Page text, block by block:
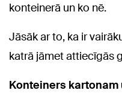
konteinerā un ko nē.
Jāsāk ar to, ka ir
katrā jāmet attiecīgās
Konteiners kartonam